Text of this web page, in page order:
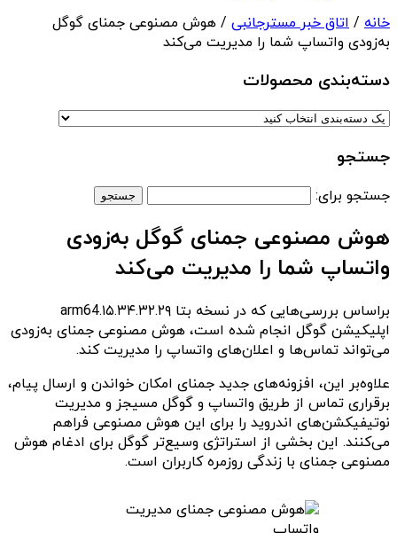
خانه / اتاق خبر مسترجانبی / هوش مصنوعی جمنای گوگل
به‌زودی واتساپ شما را مدیریت می‌کند
دسته‌بندی‌ محصولات
جستجو
جستجو برای:
هوش مصنوعی جمنای گوگل به‌زودی
واتساپ شما را مدیریت می‌کند
براساس بررسی‌هایی که در نسخه بتا ۱۵.۳۴.۳۲.۲۹.arm64
اپلیکیشن گوگل انجام شده است، هوش مصنوعی جمنای به‌زودی
می‌تواند تماس‌ها و اعلان‌های واتساپ را مدیریت کند.
علاوه‌بر این، افزونه‌های جدید جمنای امکان خواندن و ارسال پیام،
برقراری تماس از طریق واتساپ و گوگل مسیجز و مدیریت
نوتیفیکشن‌های اندروید را برای این هوش مصنوعی فراهم
می‌کنند. این بخشی از استراتژی وسیع‌تر گوگل برای ادغام هوش
مصنوعی جمنای با زندگی روزمره کاربران است.